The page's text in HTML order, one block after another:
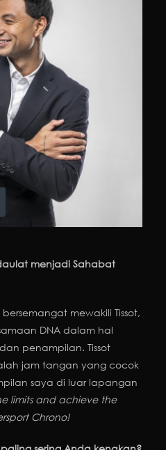
menjadi Sahabat
mewakili Tissot,
DNA dalam hal
penampilan. Tissot
jam tangan yang cocok
saya di luar lapangan
limits and achieve the
Chrono!